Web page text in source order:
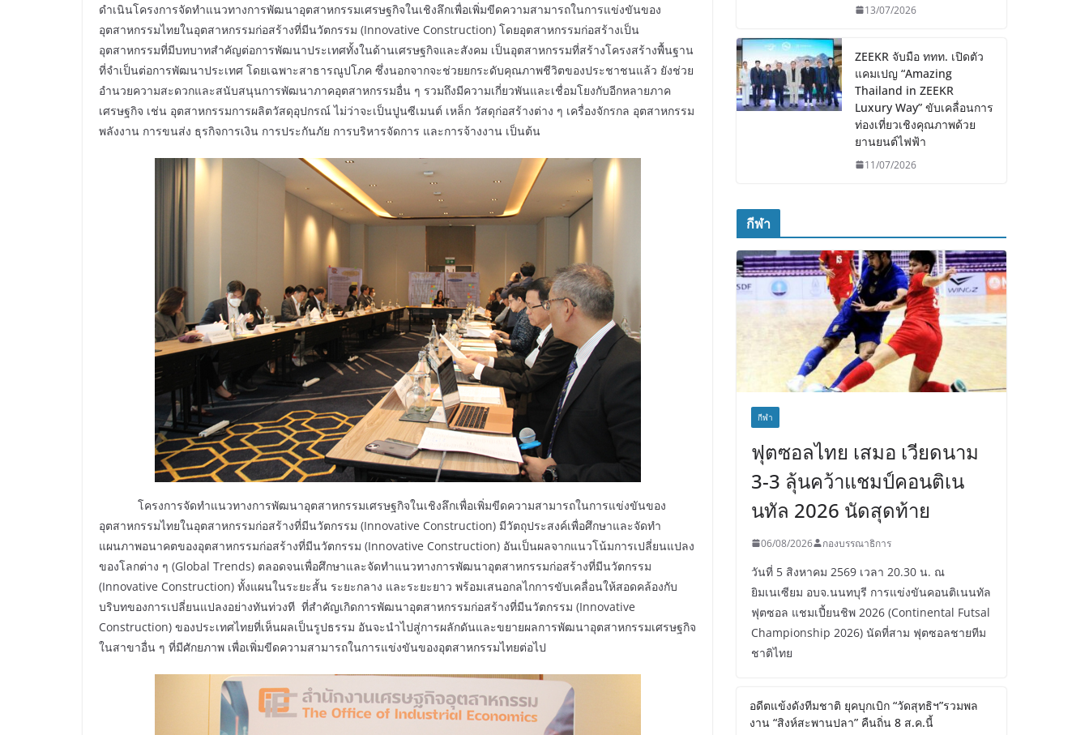
ดำเนินโครงการจัดทำแนวทางการพัฒนาอุตสาหกรรมเศรษฐกิจในเชิงลึกเพื่อเพิ่มขีดความสามารถในการแข่งขันของ
อุตสาหกรรมไทยในอุตสาหกรรมก่อสร้างที่มีนวัตกรรม (Innovative Construction) โดยอุตสาหกรรมก่อสร้างเป็น
อุตสาหกรรมที่มีบทบาทสำคัญต่อการพัฒนาประเทศทั้งในด้านเศรษฐกิจและสังคม เป็นอุตสาหกรรมที่สร้างโครงสร้างพื้นฐาน
ที่จำเป็นต่อการพัฒนาประเทศ โดยเฉพาะสาธารณูปโภค ซึ่งนอกจากจะช่วยยกระดับคุณภาพชีวิตของประชาชนแล้ว ยังช่วย
อำนวยความสะดวกและสนับสนุนการพัฒนาภาคอุตสาหกรรมอื่น ๆ รวมถึงมีความเกี่ยวพันและเชื่อมโยงกับอีกหลายภาค
เศรษฐกิจ เช่น อุตสาหกรรมการผลิตวัสดุอุปกรณ์ ไม่ว่าจะเป็นปูนซีเมนต์ เหล็ก วัสดุก่อสร้างต่าง ๆ เครื่องจักรกล อุตสาหกรรม
พลังงาน การขนส่ง ธุรกิจการเงิน การประกันภัย การบริหารจัดการ และการจ้างงาน เป็นต้น
โครงการจัดทำแนวทางการพัฒนาอุตสาหกรรมเศรษฐกิจในเชิงลึกเพื่อเพิ่มขีดความสามารถในการแข่งขันของ
อุตสาหกรรมไทยในอุตสาหกรรมก่อสร้างที่มีนวัตกรรม (Innovative Construction) มีวัตถุประสงค์เพื่อศึกษาและจัดทำ
แผนภาพอนาคตของอุตสาหกรรมก่อสร้างที่มีนวัตกรรม (Innovative Construction) อันเป็นผลจากแนวโน้มการเปลี่ยนแปลง
ของโลกต่าง ๆ (Global Trends) ตลอดจนเพื่อศึกษาและจัดทำแนวทางการพัฒนาอุตสาหกรรมก่อสร้างที่มีนวัตกรรม
(Innovative Construction) ทั้งแผนในระยะสั้น ระยะกลาง และระยะยาว พร้อมเสนอกลไกการขับเคลื่อนให้สอดคล้องกับ
บริบทของการเปลี่ยนแปลงอย่างทันท่วงที ที่สำคัญเกิดการพัฒนาอุตสาหกรรมก่อสร้างที่มีนวัตกรรม (Innovative
Construction) ของประเทศไทยที่เห็นผลเป็นรูปธรรม อันจะนำไปสู่การผลักดันและขยายผลการพัฒนาอุตสาหกรรมเศรษฐกิจ
ในสาขาอื่น ๆ ที่มีศักยภาพ เพื่อเพิ่มขีดความสามารถในการแข่งขันของอุตสาหกรรมไทยต่อไป
13/07/2026
ZEEKR จับมือ ททท. เปิดตัว
แคมเปญ “Amazing
Thailand in ZEEKR
Luxury Way” ขับเคลื่อนการ
ท่องเที่ยวเชิงคุณภาพด้วย
ยานยนต์ไฟฟ้า
11/07/2026
กีฬา
กีฬา
ฟุตซอลไทย เสมอ เวียดนาม
3-3 ลุ้นคว้าแชมป์คอนติเน
นทัล 2026 นัดสุดท้าย
06/08/2026 กองบรรณาธิการ
วันที่ 5 สิงหาคม 2569 เวลา 20.30 น. ณ
ยิมเนเซียม อบจ.นนทบุรี การแข่งขันคอนติเนนทัล
ฟุตซอล แชมเปี้ยนชิพ 2026 (Continental Futsal
Championship 2026) นัดที่สาม ฟุตซอลชายทีม
ชาติไทย
อดีตแข้งดังทีมชาติ ยุคบุกเบิก “วัดสุทธิฯ”รวมพล
งาน “สิงห์สะพานปลา” คืนถิ่น 8 ส.ค.นี้